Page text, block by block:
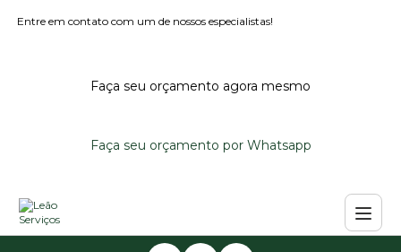
Entre em contato com um de nossos especialistas!
Faça seu orçamento agora mesmo
Faça seu orçamento por Whatsapp